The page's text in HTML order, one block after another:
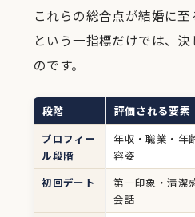
これらの総合点が結婚に
という一指標だけでは、
のです。
段階 評価される要素
プロフィー
ル段階
年収・職業・年
容姿
初回デート
第一印象・清潔
会話